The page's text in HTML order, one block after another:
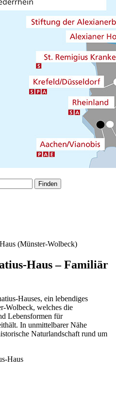
(Münster-Wolbeck)
Haus – Familiär
Hauses, ein lebendiges
Wolbeck, welches die
Lebensformen für
In unmittelbarer Nähe
Naturlandschaft rund um